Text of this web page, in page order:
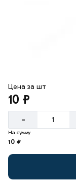
Цена за шт
10 ₽
-
На сумму
10 ₽